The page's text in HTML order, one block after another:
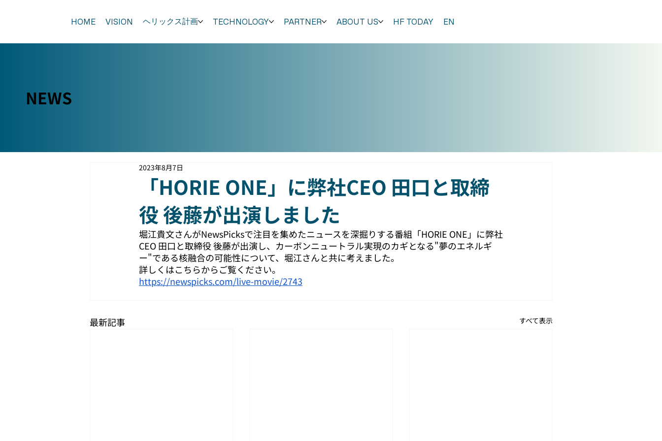
HOME VISION ヘリックス計画 TECHNOLOGY PARTNER ABOUT US HF TODAY EN
NEWS
「HORIE ONE」に弊社CEO 田口と取締
役 後藤が出演しました
2023年8月7日
堀江貴文さんがNewsPicksで注目を集めたニュースを深掘りする番組「HORIE ONE」に弊社
CEO 田口と取締役 後藤が出演し、カーボンニュートラル実現のカギとなる"夢のエネルギ
ー"である核融合の可能性について、堀江さんと共に考えました。
詳しくはこちらからご覧ください。
https://newspicks.com/live-movie/2743
最新記事 すべて表示